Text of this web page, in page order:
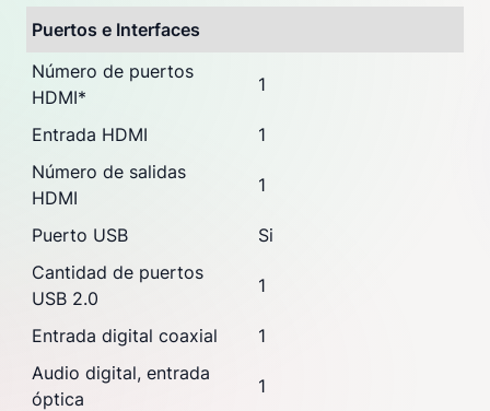
Puertos e Interfaces
Número de puertos
HDMI*
1
Entrada HDMI
1
Número de salidas
HDMI
1
Puerto USB
Si
Cantidad de puertos
USB 2.0
1
Entrada digital coaxial
1
Audio digital, entrada
óptica
1